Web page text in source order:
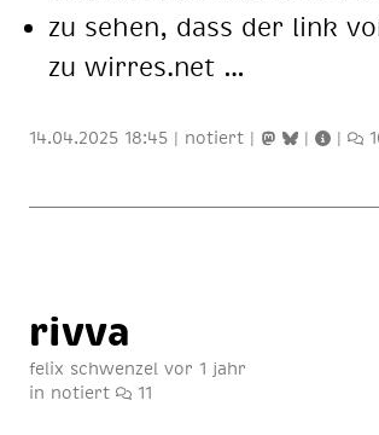
zu se­hen, dass der link
zu wir­res.net …
14.04.2025 18:45 | notiert | | |
riv­va
felix schwenzel vor 1 jahr
in notiert 11